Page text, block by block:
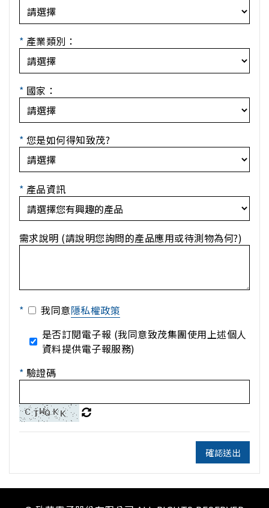
* 產業類別：
* 國家：
* 您是如何得知致茂?
* 產品資訊
需求說明 (請說明您詢問的產品應用或待測物為何?)
* 我同意隱私權政策
是否訂閱電子報 (我同意致茂集團使用上述個人
資料提供電子報服務)
* 驗證碼
確認送出